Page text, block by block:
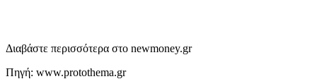
Διαβάστε περισσότερα στο newmoney.gr
Πηγή: www.protothema.gr